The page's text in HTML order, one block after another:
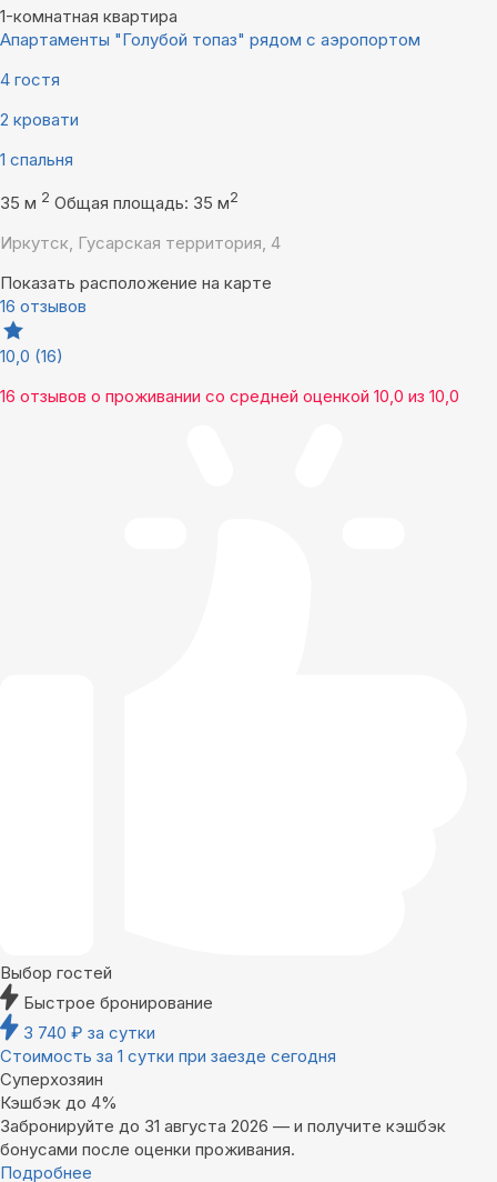
1-комнатная квартира
Апартаменты "Голубой топаз" рядом с аэропортом
4 гостя
2 кровати
1 спальня
35 м 2 Общая площадь: 35 м2
Иркутск, Гусарская территория, 4
Показать расположение на карте
16 отзывов
10,0 (16)
16 отзывов о проживании со средней оценкой 10,0 из 10,0
Выбор гостей
Быстрое бронирование
3 740 ₽ за сутки
Стоимость за 1 сутки при заезде сегодня
Суперхозяин
Кэшбэк до 4%
Забронируйте до 31 августа 2026 — и получите кэшбэк
бонусами после оценки проживания.
Подробнее